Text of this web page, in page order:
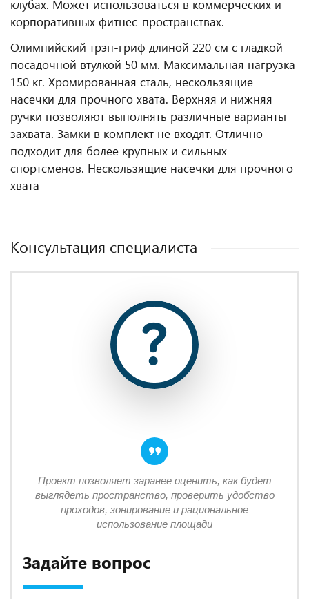
клубах. Может использоваться в коммерческих и
корпоративных фитнес‑пространствах.
Олимпийский трэп-гриф длиной 220 см с гладкой
посадочной втулкой 50 мм. Максимальная нагрузка
150 кг. Хромированная сталь, нескользящие
насечки для прочного хвата. Верхняя и нижняя
ручки позволяют выполнять различные варианты
захвата. Замки в комплект не входят. Отлично
подходит для более крупных и сильных
спортсменов. Нескользящие насечки для прочного
хвата
Консультация специалиста
Задайте вопрос
Проект позволяет заранее оценить, как будет
выглядеть пространство, проверить удобство
проходов, зонирование и рациональное
использование площади